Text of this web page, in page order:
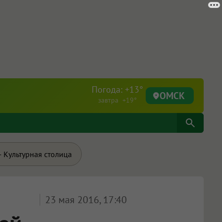
Погода: +13°
завтра +19° ОМСК
столица
23 мая 2016, 17:40